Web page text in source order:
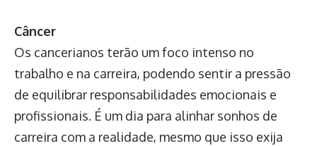
Câncer
Os cancerianos terão um foco intenso no
trabalho e na carreira, podendo sentir a pressão
de equilibrar responsabilidades emocionais e
profissionais. É um dia para alinhar sonhos de
carreira com a realidade, mesmo que isso exija